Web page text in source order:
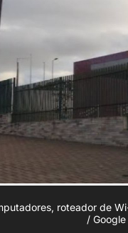
roteador de
/